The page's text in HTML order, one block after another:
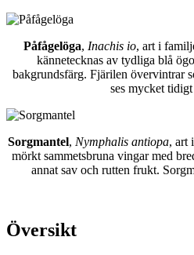
Påfågelöga, Inachis io, art i
kännetecknas av tydliga blå
bakgrundsfärg. Fjärilen övervintrar
ses mycket
Sorgmantel, Nymphalis antiopa, art
mörkt sammetsbruna vingar med
annat sav och rutten frukt.
Översikt